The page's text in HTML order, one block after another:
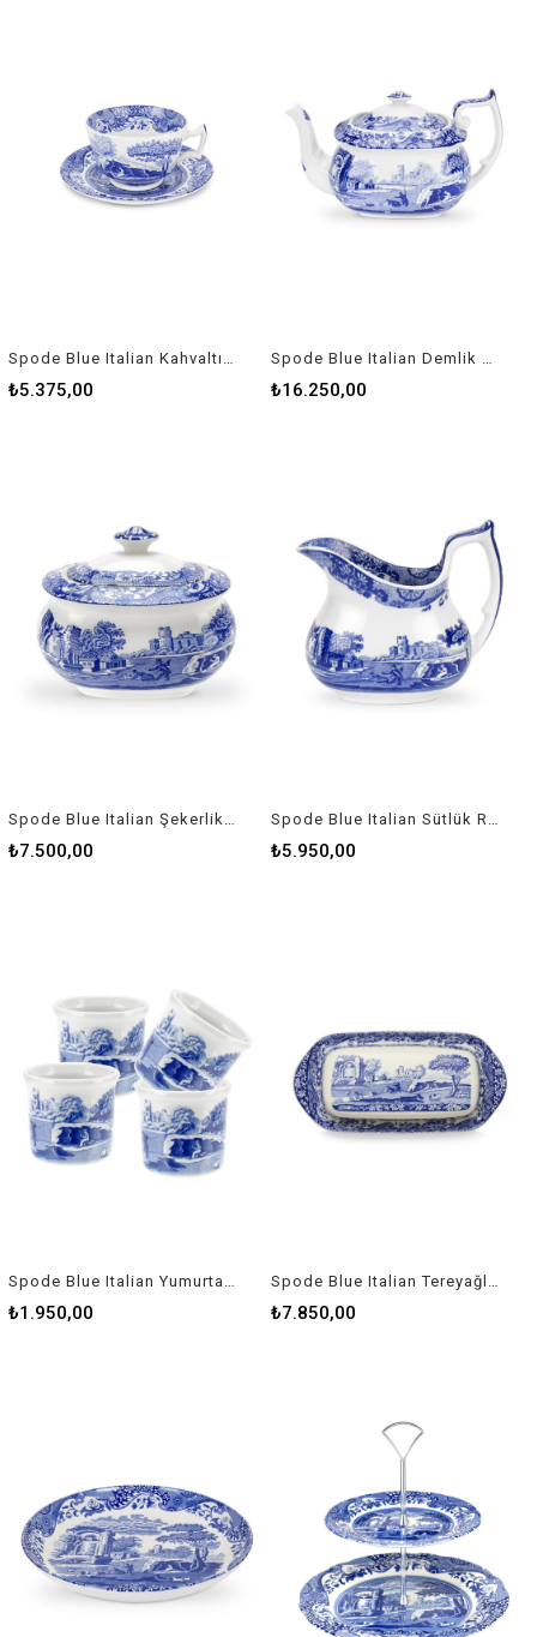
₺5.375,00 ₺16.250,00
Spode Blue Italian Şekerlik Rw Blı 1630
₺7.500,00
Spode Blue Italian Sütlük Rw Blı 1750
₺5.950,00
₺1.950,00 ₺7.850,00